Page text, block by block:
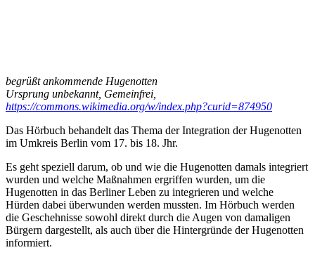
begrüßt ankommende Hugenotten
Ursprung unbekannt, Gemeinfrei,
https://commons.wikimedia.org/w/index.php?curid=874950
Das Hörbuch behandelt das Thema der Integration der Hugenotten
im Umkreis Berlin vom 17. bis 18. Jhr.
Es geht speziell darum, ob und wie die Hugenotten damals integriert
wurden und welche Maßnahmen ergriffen wurden, um die
Hugenotten in das Berliner Leben zu integrieren und welche
Hürden dabei überwunden werden mussten. Im Hörbuch werden
die Geschehnisse sowohl direkt durch die Augen von damaligen
Bürgern dargestellt, als auch über die Hintergründe der Hugenotten
informiert.